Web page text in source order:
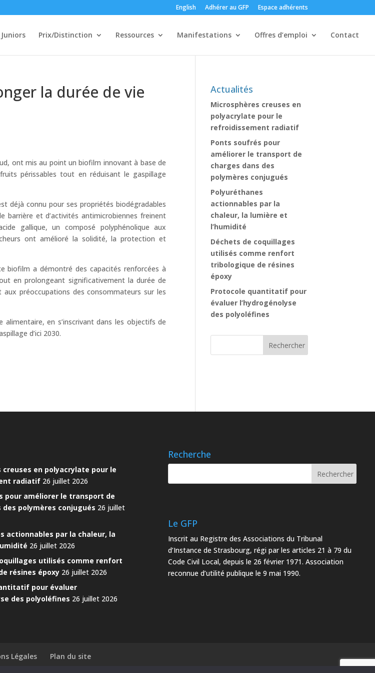
English Adhérer au GFP Espace adhérents
Juniors Prix/Distinction Ressources Manifestations Offres d’emploi Contact
la durée de vie
ont mis au point un biofilm innovant à base de
périssables tout en réduisant le gaspillage
déjà connu pour ses propriétés biodégradables
barrière et d’activités antimicrobiennes freinent
gallique, un composé polyphénolique aux
ont amélioré la solidité, la protection et
biofilm a démontré des capacités renforcées à
en prolongeant significativement la durée de
préoccupations des consommateurs sur les
en s’inscrivant dans les objectifs de
d’ici 2030.
Actualités
Microsphères creuses en
polyacrylate pour le
refroidissement radiatif
Ponts soufrés pour
améliorer le transport de
charges dans des
polymères conjugués
Polyuréthanes
actionnables par la
chaleur, la lumière et
l’humidité
Déchets de coquillages
utilisés comme renfort
tribologique de résines
époxy
Protocole quantitatif pour
évaluer l’hydrogénolyse
des polyoléfines
creuses en polyacrylate pour le
radiatif 26 juillet 2026
pour améliorer le transport de
des polymères conjugués 26 juillet
actionnables par la chaleur, la
26 juillet 2026
utilisés comme renfort
résines époxy 26 juillet 2026
pour évaluer
des polyoléfines 26 juillet 2026
Recherche
Le GFP
Inscrit au Registre des Associations du Tribunal
d’Instance de Strasbourg, régi par les articles 21 à 79 du
Code Civil Local, depuis le 26 février 1971. Association
reconnue d’utilité publique le 9 mai 1990.
Légales Plan du site